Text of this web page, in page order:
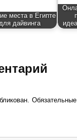
места в Египте
дайвинга